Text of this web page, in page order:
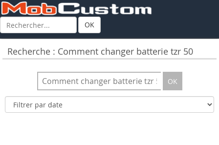
OK
Recherche : Comment changer batterie tzr 50
OK